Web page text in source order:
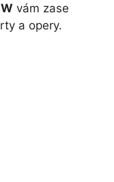
vám zase
a opery.